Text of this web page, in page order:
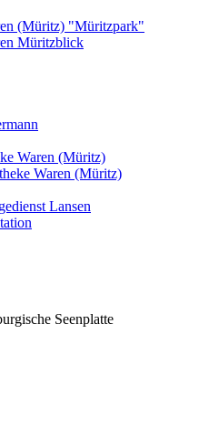
(Müritz) "Müritzpark"
Müritzblick
Waren (Müritz)
Waren (Müritz)
Lansen